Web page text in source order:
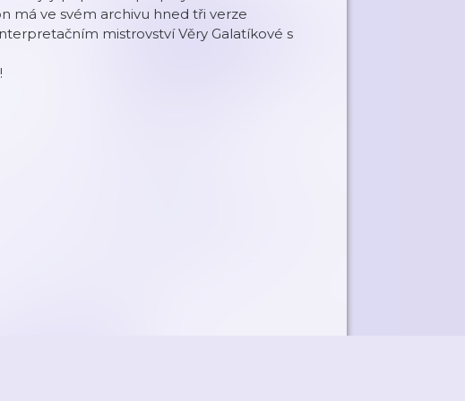
má ve svém archivu hned tři verze
mistrovství Věry Galatíkové s